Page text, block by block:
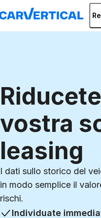
vostra
leasing
I dati sullo storico del
in modo semplice il
rischi.
Individuate